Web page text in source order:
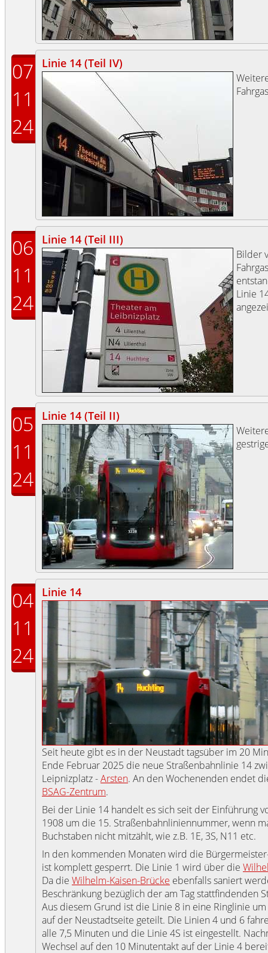
07
11
24
Linie 14 (Teil IV)
06
11
24
Linie 14 (Teil III)
Bilder
Linie
05
11
24
Linie 14 (Teil II)
04
11
24
Linie 14
Seit heute gibt es in der Neustadt tagsüber im 20
Ende Februar 2025 die neue Straßenbahnlinie 14
Leipnizplatz -Arsten. An den Wochenenden endet
BSAG-Zentrum.
Bei der Linie 14 handelt es sich seit der Einführung
1908 um die 15. Straßenbahnliniennummer, wenn
Buchstaben nicht mitzählt, wie z.B. 1E, 3S, N11 etc.
In den kommenden Monaten wird die
ist komplett gesperrt. Die Linie 1 wird über die
Da die Wilhelm-Kaisen-Brücke ebenfalls saniert
Beschränkung bezüglich der am Tag stattfindenden
Aus diesem Grund ist die Linie 8 in eine Ringlinie
auf der Neustadtseite geteilt. Die Linien 4 und 6
alle 7,5 Minuten und die Linie 4S ist eingestellt.
Wechsel auf den 10 Minutentakt auf der Linie 4